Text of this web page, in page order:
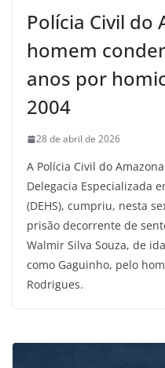
Polícia Civil do
homem
anos por
2004
28 de abril de 2026
A Polícia Civil do
Delegacia Especializada
(DEHS), cumpriu, nesta
prisão decorrente de
Walmir Silva Souza, de
como Gaguinho, pelo
Rodrigues.